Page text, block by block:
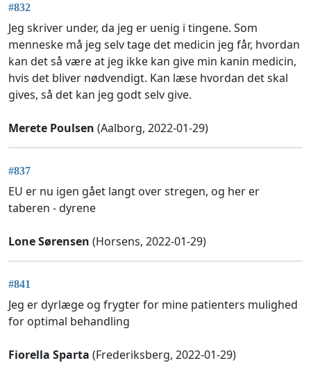
#832
Jeg skriver under, da jeg er uenig i tingene. Som
menneske må jeg selv tage det medicin jeg får, hvordan
kan det så være at jeg ikke kan give min kanin medicin,
hvis det bliver nødvendigt. Kan læse hvordan det skal
gives, så det kan jeg godt selv give.
Merete Poulsen (Aalborg, 2022-01-29)
#837
EU er nu igen gået langt over stregen, og her er
taberen - dyrene
Lone Sørensen (Horsens, 2022-01-29)
#841
Jeg er dyrlæge og frygter for mine patienters mulighed
for optimal behandling
Fiorella Sparta (Frederiksberg, 2022-01-29)